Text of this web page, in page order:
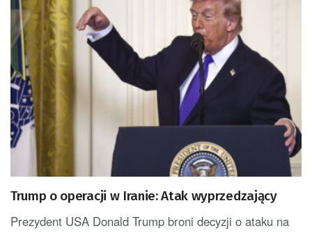
Trump o operacji w Iranie: Atak wyprzedzający
Prezydent USA Donald Trump broni decyzji o ataku na